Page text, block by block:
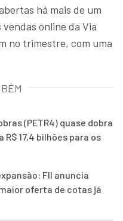
há mais de um
online da Via
no trimestre, com uma
(PETR4) quase dobra
17,4 bilhões para os
FII anuncia
oferta de cotas já